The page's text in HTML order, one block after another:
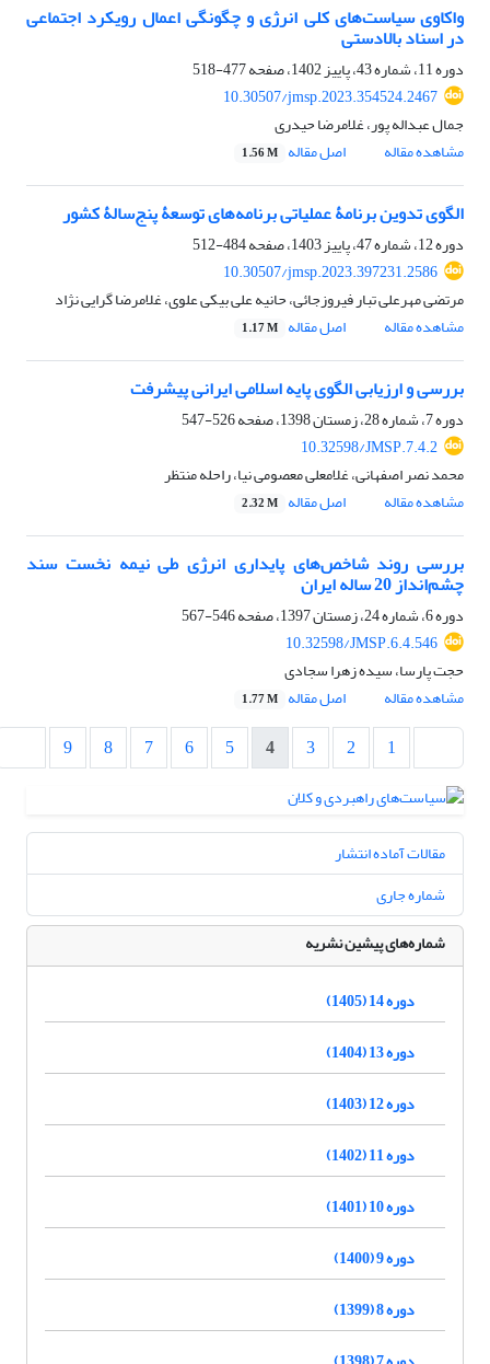
واکاوی سیاست‌های کلی انرژی و چگونگی اعمال رویکرد اجتماعی
در اسناد بالادستی
دوره 11، شماره 43، پاییز 1402، صفحه
477-518
10.30507/jmsp.2023.354524.2467
جمال عبداله پور، غلامرضا حیدری
مشاهده مقاله
اصل مقاله 1.56 M
الگوی تدوین برنامۀ عملیاتی برنامه‌های توسعۀ پنج‌سالۀ کشور
دوره 12، شماره 47، پاییز 1403، صفحه
484-512
10.30507/jmsp.2023.397231.2586
مرتضی مهرعلی تبار فیروزجائی، حانیه علی بیکی علوی، غلامرضا گرایی نژاد
مشاهده مقاله
اصل مقاله 1.17 M
بررسی و ارزیابی الگوی پایه اسلامی ایرانی پیشرفت
دوره 7، شماره 28، زمستان 1398، صفحه
526-547
10.32598/JMSP.7.4.2
محمد نصر اصفهانی، غلامعلی معصومی نیا، راحله منتظر
مشاهده مقاله
اصل مقاله 2.32 M
بررسی روند شاخص‌های پایداری انرژی طی نیمه نخست سند
چشم‌انداز 20 ساله ایران
دوره 6، شماره 24، زمستان 1397، صفحه
546-567
10.32598/JMSP.6.4.546
حجت پارسا، سیده زهرا سجادی
مشاهده مقاله
اصل مقاله 1.77 M
1
2
3
4
5
6
7
8
9
مقالات آماده انتشار
شماره جاری
شماره‌های پیشین نشریه
دوره 14 (1405)
دوره 13 (1404)
دوره 12 (1403)
دوره 11 (1402)
دوره 10 (1401)
دوره 9 (1400)
دوره 8 (1399)